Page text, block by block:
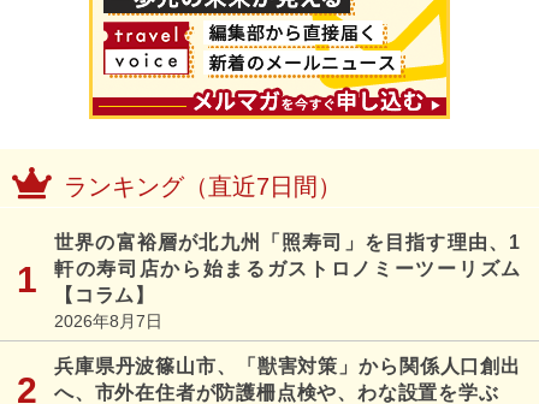
ランキング（直近7日間）
世界の富裕層が北九州「照寿司」を目指す理由、1
軒の寿司店から始まるガストロノミーツーリズム
【コラム】
2026年8月7日
兵庫県丹波篠山市、「獣害対策」から関係人口創出
へ、市外在住者が防護柵点検や、わな設置を学ぶ